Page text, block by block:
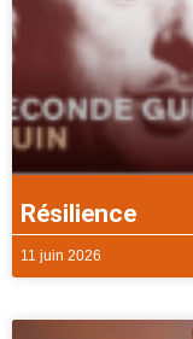
Résilience
11 juin 2026